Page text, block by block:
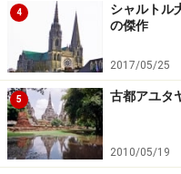
4
シャルトル
の傑作
2017/05/25
5 古都アユタ
2010/05/19